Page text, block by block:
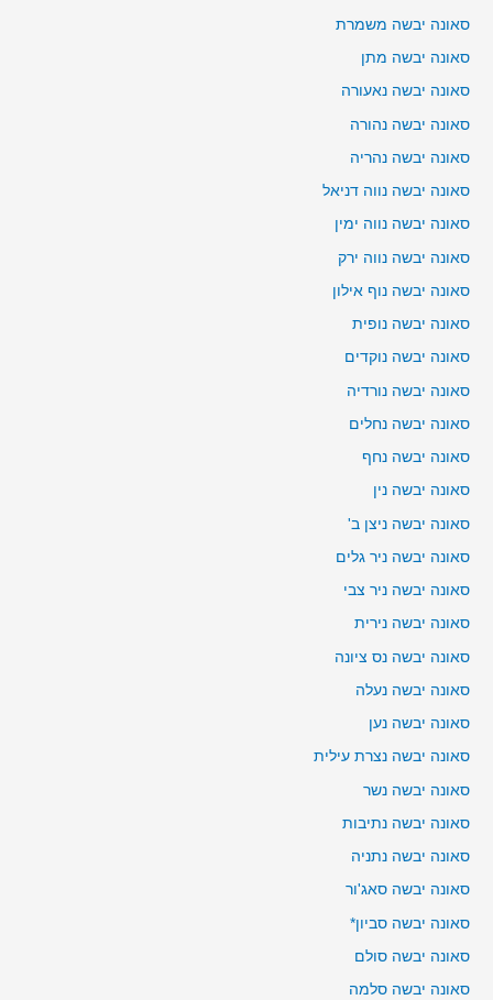
סאונה יבשה משמרת
סאונה יבשה מתן
סאונה יבשה נאעורה
סאונה יבשה נהורה
סאונה יבשה נהריה
סאונה יבשה נווה דניאל
סאונה יבשה נווה ימין
סאונה יבשה נווה ירק
סאונה יבשה נוף אילון
סאונה יבשה נופית
סאונה יבשה נוקדים
סאונה יבשה נורדיה
סאונה יבשה נחלים
סאונה יבשה נחף
סאונה יבשה נין
סאונה יבשה ניצן ב'
סאונה יבשה ניר גלים
סאונה יבשה ניר צבי
סאונה יבשה נירית
סאונה יבשה נס ציונה
סאונה יבשה נעלה
סאונה יבשה נען
סאונה יבשה נצרת עילית
סאונה יבשה נשר
סאונה יבשה נתיבות
סאונה יבשה נתניה
סאונה יבשה סאג'ור
סאונה יבשה סביון*
סאונה יבשה סולם
סאונה יבשה סלמה